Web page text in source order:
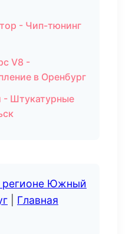
- Чип-тюнинг
V8 -
в Оренбург
Штукатурные
регионе Южный
Главная